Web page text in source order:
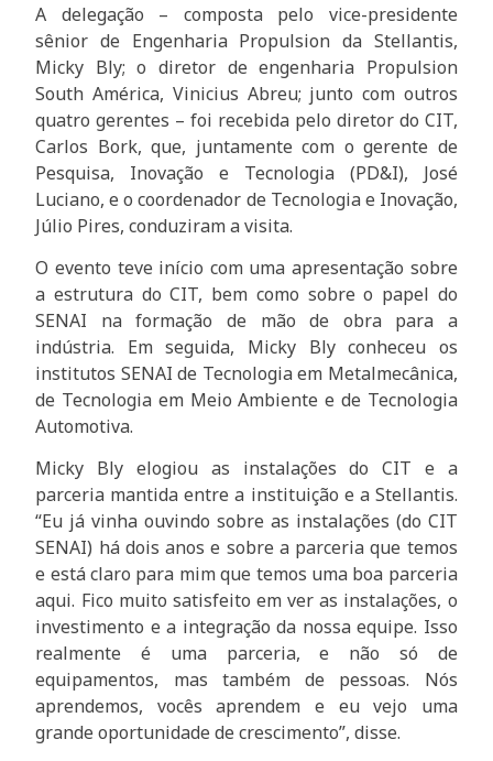
A delegação – composta pelo vice-presidente
sênior de Engenharia Propulsion da Stellantis,
Micky Bly; o diretor de engenharia Propulsion
South América, Vinicius Abreu; junto com outros
quatro gerentes – foi recebida pelo diretor do CIT,
Carlos Bork, que, juntamente com o gerente de
Pesquisa, Inovação e Tecnologia (PD&I), José
Luciano, e o coordenador de Tecnologia e Inovação,
Júlio Pires, conduziram a visita.
O evento teve início com uma apresentação sobre
a estrutura do CIT, bem como sobre o papel do
SENAI na formação de mão de obra para a
indústria. Em seguida, Micky Bly conheceu os
institutos SENAI de Tecnologia em Metalmecânica,
de Tecnologia em Meio Ambiente e de Tecnologia
Automotiva.
Micky Bly elogiou as instalações do CIT e a
parceria mantida entre a instituição e a Stellantis.
“Eu já vinha ouvindo sobre as instalações (do CIT
SENAI) há dois anos e sobre a parceria que temos
e está claro para mim que temos uma boa parceria
aqui. Fico muito satisfeito em ver as instalações, o
investimento e a integração da nossa equipe. Isso
realmente é uma parceria, e não só de
equipamentos, mas também de pessoas. Nós
aprendemos, vocês aprendem e eu vejo uma
grande oportunidade de crescimento”, disse.